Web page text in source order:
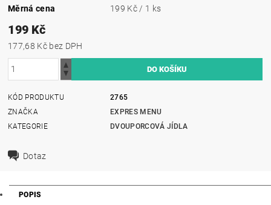
Měrná cena
199 Kč / 1 ks
199 Kč
177,68 Kč bez DPH
KÓD PRODUKTU
2765
ZNAČKA
EXPRES MENU
KATEGORIE
DVOUPORCOVÁ JÍDLA
Dotaz
POPIS